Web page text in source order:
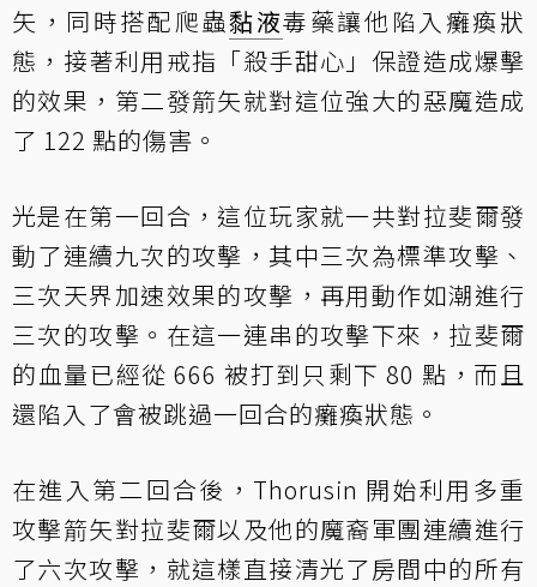
矢，同時搭配爬蟲黏液毒藥讓他陷入癱瘓狀
態，接著利用戒指「殺手甜心」保證造成爆擊
的效果，第二發箭矢就對這位強大的惡魔造成
了 122 點的傷害。
光是在第一回合，這位玩家就一共對拉斐爾發
動了連續九次的攻擊，其中三次為標準攻擊、
三次天界加速效果的攻擊，再用動作如潮進行
三次的攻擊。在這一連串的攻擊下來，拉斐爾
的血量已經從 666 被打到只剩下 80 點，而且
還陷入了會被跳過一回合的癱瘓狀態。
在進入第二回合後，Thorusin 開始利用多重
攻擊箭矢對拉斐爾以及他的魔裔軍團連續進行
了六次攻擊，就這樣直接清光了房間中的所有